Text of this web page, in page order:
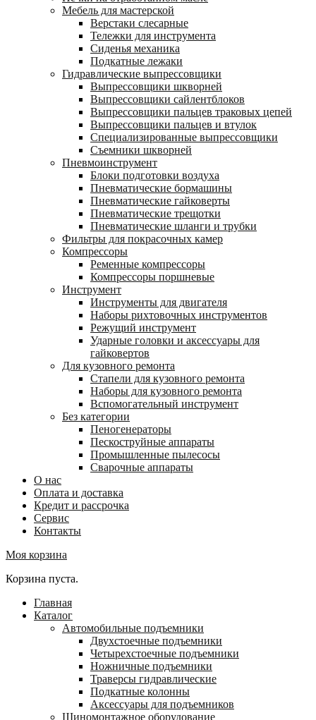
Мебель для мастерской
Верстаки слесарные
Тележки для инструмента
Сиденья механика
Подкатные лежаки
Гидравлические выпрессовщики
Выпрессовщики шкворней
Выпрессовщики сайлентблоков
Выпрессовщики пальцев траковых цепей
Выпрессовщики пальцев и втулок
Специализированные выпрессовщики
Cъемники шкворней
Пневмоинструмент
Блоки подготовки воздуха
Пневматические бормашины
Пневматические гайковерты
Пневматические трещотки
Пневматические шланги и трубки
Фильтры для покрасочных камер
Компрессоры
Ременные компрессоры
Компрессоры поршневые
Инструмент
Инструменты для двигателя
Наборы рихтовочных инструментов
Режущий инструмент
Ударные головки и аксессуары для
гайковертов
Для кузовного ремонта
Стапели для кузовного ремонта
Наборы для кузовного ремонта
Вспомогательный инструмент
Без категории
Пеногенераторы
Пескоструйные аппараты
Промышленные пылесосы
Сварочные аппараты
О нас
Оплата и доставка
Кредит и рассрочка
Сервис
Контакты
Моя корзина
Корзина пуста.
Главная
Каталог
Автомобильные подъемники
Двухстоечные подъемники
Четырехстоечные подъемники
Ножничные подъемники
Траверсы гидравлические
Подкатные колонны
Аксессуары для подъемников
Шиномонтажное оборудование